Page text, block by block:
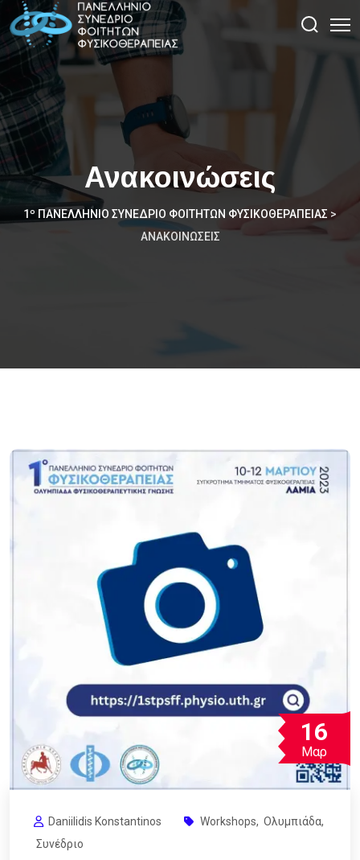
Ανακοινώσεις
1º ΠΑΝΕΛΛΉΝΙΟ ΣΥΝΈΔΡΙΟ ΦΟΙΤΗΤΏΝ ΦΥΣΙΚΟΘΕΡΑΠΕΊΑΣ >
ΑΝΑΚΟΙΝΏΣΕΙΣ
16
Μαρ
Daniilidis Konstantinos Workshops, Ολυμπιάδα,
Συνέδριο